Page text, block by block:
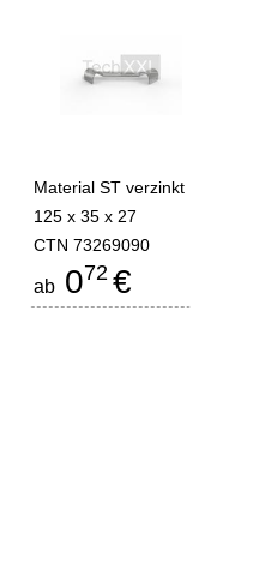
Material ST verzinkt
125 x 35 x 27
CTN 73269090
ab 072 €